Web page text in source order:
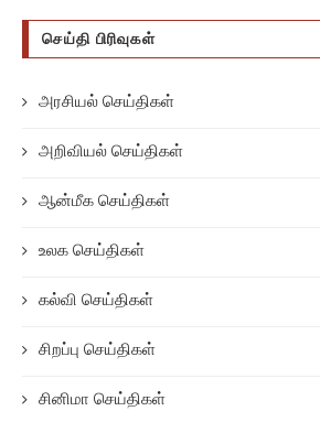
செய்தி பிரிவுகள்
அரசியல் செய்திகள்
அறிவியல் செய்திகள்
ஆன்மீக செய்திகள்
உலக செய்திகள்
கல்வி செய்திகள்
சிறப்பு செய்திகள்
சினிமா செய்திகள்